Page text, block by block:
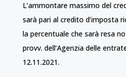
L’ammontare massimo del
sarà pari al credito d’imposta
la percentuale che sarà resa
provv. dell’Agenzia delle
12.11.2021.